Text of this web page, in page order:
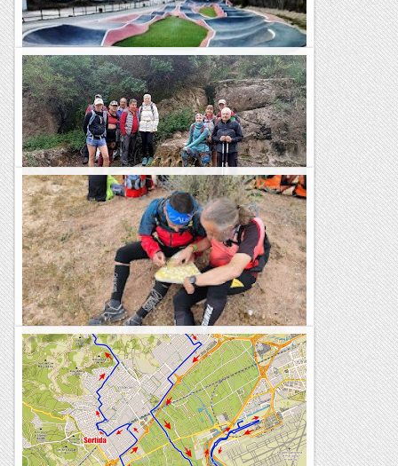
Fragments de camins i curses
Castellolí; Gir Fifty Fifty entre Fonts i
Barraques
&nb...
Kimisades
La Caminada per Rellinars
&nb...
Petjacims
Fites entre oliveres, vinyes, marges i turons
Rogaine dels Bessons a les Borges Blanques Copa Catalana
2023 23.9 km. 5-50-18 14-46 x km. 661 metres de desnivell
positiu, 168 punts, 26 fites 1r. Ultraveterants...
Fragments de camins i curses